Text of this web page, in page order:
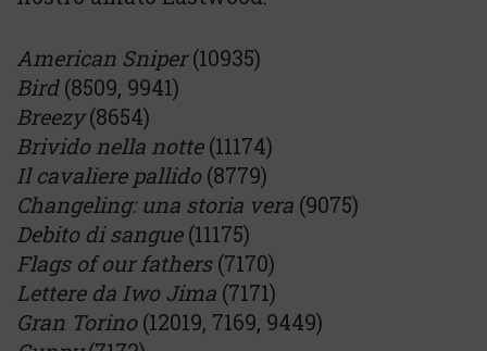
American Sniper(10935)
Bird(8509, 9941)
Breezy(8654)
Brivido nella notte(11174)
Il cavaliere pallido(8779)
Changeling: una storia vera (9075)
Debito di sangue(11175)
Flags of our fathers(7170)
Lettere da Iwo Jima (7171)
Gran Torino(12019, 7169, 9449)